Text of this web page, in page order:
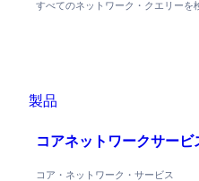
すべてのネットワーク・クエリーを
製品
コアネットワークサービ
コア・ネットワーク・サービス